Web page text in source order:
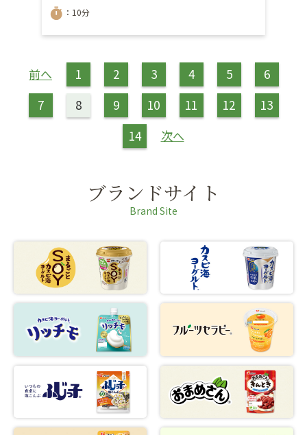
timer ：10分
前へ 1 2 3 4 5
6
7
8 9 10 11 12
13
14
次へ
ブランドサイト
Brand Site